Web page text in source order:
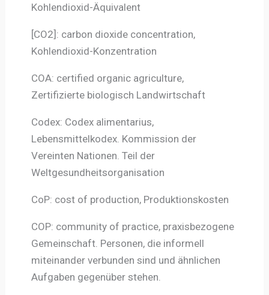
Kohlendioxid-Äquivalent
[CO2]: carbon dioxide concentration,
Kohlendioxid-Konzentration
COA: certified organic agriculture,
Zertifizierte biologisch Landwirtschaft
Codex: Codex alimentarius,
Lebensmittelkodex. Kommission der
Vereinten Nationen. Teil der
Weltgesundheitsorganisation
CoP: cost of production, Produktionskosten
COP: community of practice, praxisbezogene
Gemeinschaft. Personen, die informell
miteinander verbunden sind und ähnlichen
Aufgaben gegenüber stehen.